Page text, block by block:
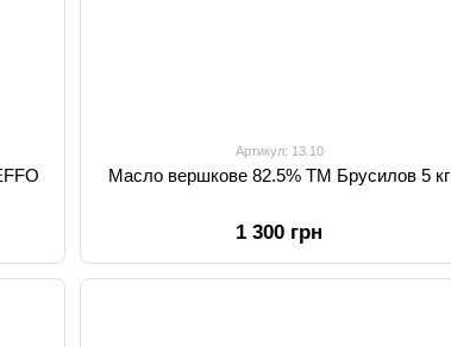
Артикул: 13.10
Масло вершкове 82.5% ТМ Брусилов 5 кг
1 300 грн